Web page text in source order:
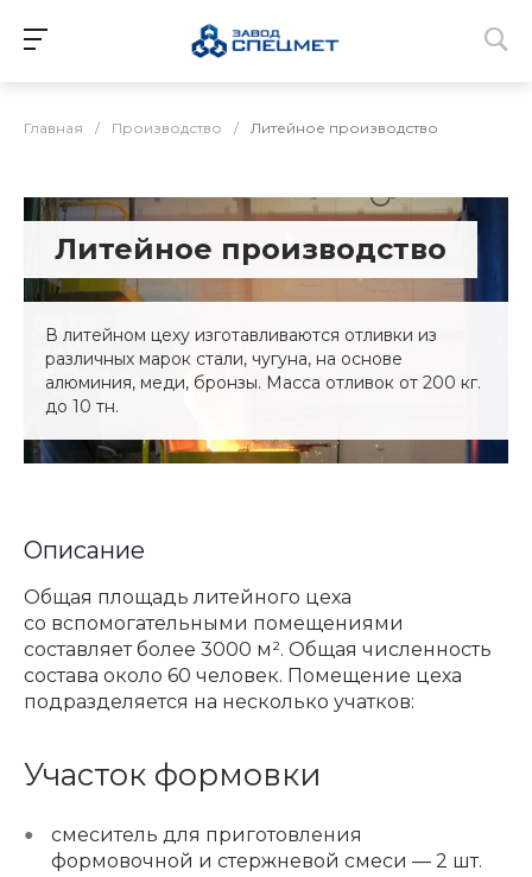
Главная / Производство / Литейное производство
Литейное производство
В литейном цеху изготавливаются отливки из
различных марок стали, чугуна, на основе
алюминия, меди, бронзы. Масса отливок от 200 кг.
до 10 тн.
Описание
Общая площадь литейного цеха
со вспомогательными помещениями
составляет более 3000 м². Общая численность
состава около 60 человек. Помещение цеха
подразделяется на несколько учатков:
Участок формовки
смеситель для приготовления
формовочной и стержневой смеси — 2 шт.